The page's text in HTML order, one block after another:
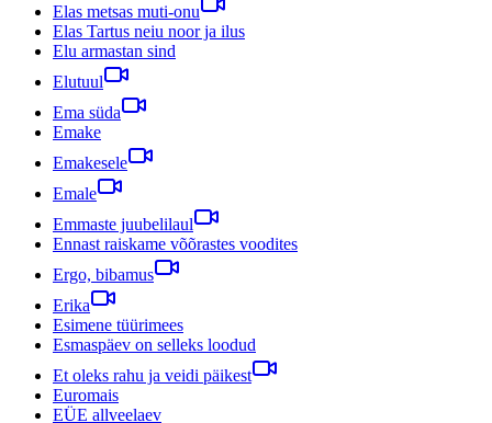
Elas metsas muti-onu
Elas Tartus neiu noor ja ilus
Elu armastan sind
Elutuul
Ema süda
Emake
Emakesele
Emale
Emmaste juubelilaul
Ennast raiskame võõrastes voodites
Ergo, bibamus
Erika
Esimene tüürimees
Esmaspäev on selleks loodud
Et oleks rahu ja veidi päikest
Euromais
EÜE allveelaev